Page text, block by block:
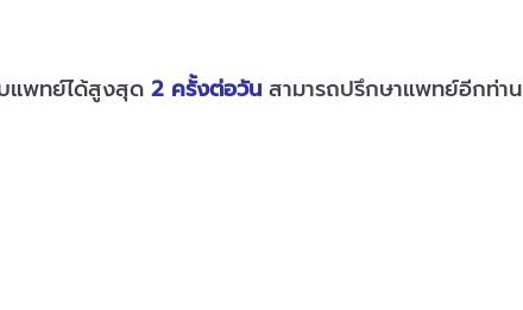
แพทย์ได้สูงสุด 2 ครั้งต่อวัน สามารถปรึกษาแพทย์อีกท่า